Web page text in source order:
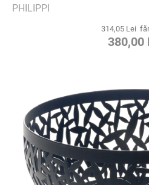
PHILIPPI
314,05 Lei
380,00